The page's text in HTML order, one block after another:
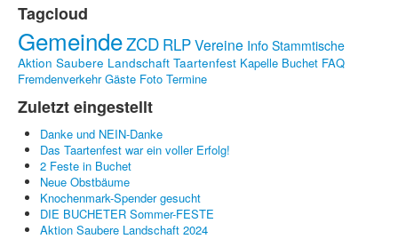
Zukunft-Check-Dorf
Dorfleben
LINKS
Kontakte
Impressum
Bildergalerie
Tagcloud
GemeindeZCD RLPVereine Info Stammtische
Aktion Saubere Landschaft Taartenfest Kapelle Buchet FAQ
Fremdenverkehr Gäste Foto Termine
Zuletzt eingestellt
Danke und NEIN-Danke
Das Taartenfest war ein voller Erfolg!
2 Feste in Buchet
Neue Obstbäume
Knochenmark-Spender gesucht
DIE BUCHETER Sommer-FESTE
Aktion Saubere Landschaft 2024